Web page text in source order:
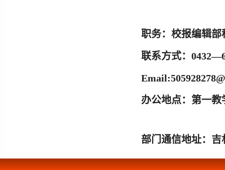
职务： 校报编辑部
联系方式：
Email:
办公地点： 第一教
部门通信地址： 吉